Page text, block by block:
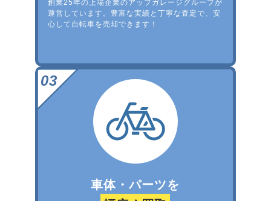
創業25年の上場企業のアップガレージグループが
運営しています。豊富な実績と丁寧な査定で、安
心して自転車を売却できます！
車体・パーツを